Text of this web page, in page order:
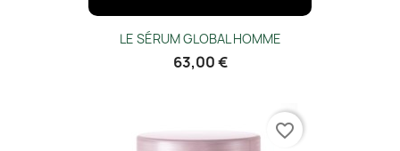
LE SÉRUM GLOBAL HOMME
63,00 €
favorite_border